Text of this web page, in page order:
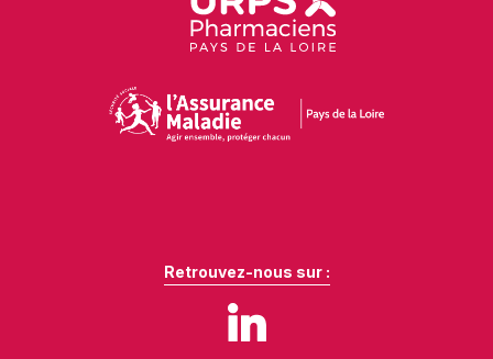
Retrouvez-nous sur :